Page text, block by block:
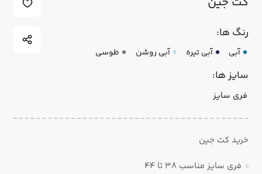
رنگ ها:
آبی آبی تیره آبی روشن طوسی
سایز ها:
فری سایز
خرید کت جین
فری سایز مناسب ۳۸ تا ۴۴